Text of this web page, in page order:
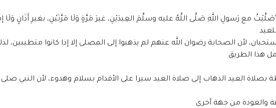
مع رَسولِ اللهِ صَلَّى اللَّهُ عليه وسلَّمَ العِيدَيْنِ، غيرَ مَرَّةٍ وَلَا مَرَّتَيْنِ، بغيرِ أَذَانٍ وَلَا
لأن الصحابة رضوان الله عنهم لم يذهبوا إلى المصلى إلا إذا كانوا متطيبين،
هذا الطريق
بصلاة العيد الذهاب إلى صلاة العيد سيرا على الأقدام بسلام وهدوء، لأن النبي
والعودة من جهة أخرى